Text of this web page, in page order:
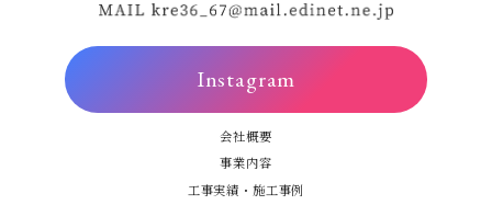
Instagram
会社概要
事業内容
工事実績・施工事例